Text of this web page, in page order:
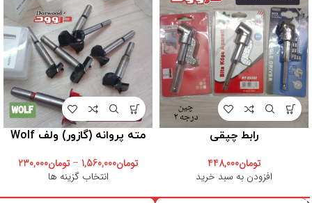
رابط چپقی
تومان448,000
افزودن به سبد خرید
مته پروانه (گازور) ولف Wolf
تومان1,560,000
– تومان230,000
انتخاب گزینه ها